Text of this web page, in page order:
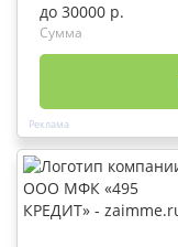
до 30000 р.
Сумма